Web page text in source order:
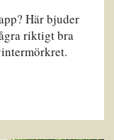
Här bjuder
riktigt bra